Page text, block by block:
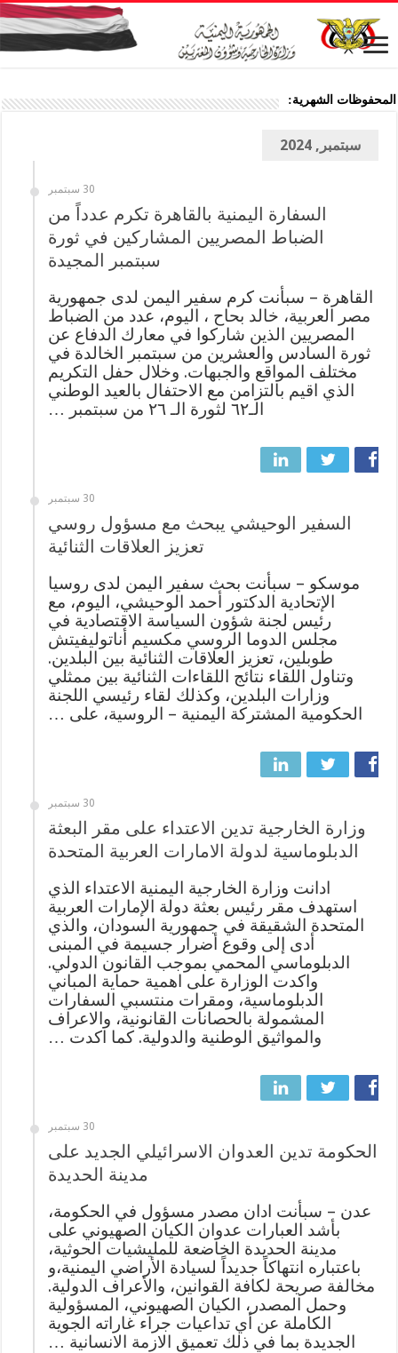
المحفوظات الشهرية:
سبتمبر, 2024
30 سبتمبر
السفارة اليمنية بالقاهرة تكرم عدداً من
الضباط المصريين المشاركين في ثورة
سبتمبر المجيدة
القاهرة – سبأنت كرم سفير اليمن لدى جمهورية
مصر العربية، خالد بحاح ، اليوم، عدد من الضباط
المصريين الذين شاركوا في معارك الدفاع عن
ثورة السادس والعشرين من سبتمبر الخالدة في
مختلف المواقع والجبهات. وخلال حفل التكريم
الذي اقيم بالتزامن مع الاحتفال بالعيد الوطني
الـ٦٢ لثورة الـ ٢٦ من سبتمبر …
30 سبتمبر
السفير الوحيشي يبحث مع مسؤول روسي
تعزيز العلاقات الثنائية
موسكو – سبأنت بحث سفير اليمن لدى روسيا
الإتحادية الدكتور أحمد الوحيشي، اليوم، مع
رئيس لجنة شؤون السياسة الاقتصادية في
مجلس الدوما الروسي مكسيم أناتوليفيتش
طوبلين، تعزيز العلاقات الثنائية بين البلدين.
وتناول اللقاء نتائج اللقاءات الثنائية بين ممثلي
وزارات البلدين، وكذلك لقاء رئيسي اللجنة
الحكومية المشتركة اليمنية – الروسية، على …
30 سبتمبر
وزارة الخارجية تدين الاعتداء على مقر البعثة
الدبلوماسية لدولة الامارات العربية المتحدة
ادانت وزارة الخارجية اليمنية الاعتداء الذي
استهدف مقر رئيس بعثة دولة الإمارات العربية
المتحدة الشقيقة في جمهورية السودان، والذي
أدى إلى وقوع أضرار جسيمة في المبنى
الدبلوماسي المحمي بموجب القانون الدولي.
واكدت الوزارة على اهمية حماية المباني
الدبلوماسية، ومقرات منتسبي السفارات
المشمولة بالحصانات القانونية، والاعراف
والمواثيق الوطنية والدولية. كما اكدت …
30 سبتمبر
الحكومة تدين العدوان الاسرائيلي الجديد على
مدينة الحديدة
عدن – سبأنت ادان مصدر مسؤول في الحكومة،
بأشد العبارات عدوان الكيان الصهيوني على
مدينة الحديدة الخاضعة للمليشيات الحوثية،
باعتباره انتهاكاً جديداً لسيادة الأراضي اليمنية،و
مخالفة صريحة لكافة القوانين، والأعراف الدولية.
وحمل المصدر، الكيان الصهيوني، المسؤولية
الكاملة عن أي تداعيات جراء غاراته الجوية
الجديدة بما في ذلك تعميق الازمة الانسانية …